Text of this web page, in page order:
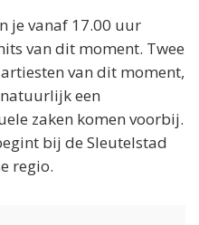
je vanaf 17.00 uur
van dit moment. Twee
van dit moment,
een
zaken komen voorbij.
bij de Sleutelstad
regio.